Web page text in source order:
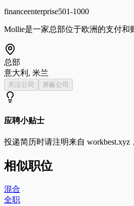
financeenterprise501-1000
Mollie是一家总部位于欧洲的支付和
总部
意大利, 米兰
关注公司 屏蔽公司
应聘小贴士
投递简历时请注明来自 workbest.xyz
相似职位
混合
全职